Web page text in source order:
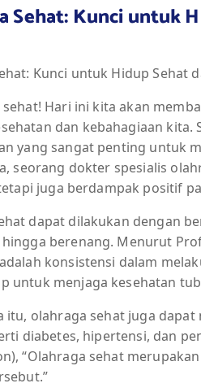
Sehat: Kunci untuk
Kunci untuk Hidup Sehat
sehat! Hari ini kita akan
dan kebahagiaan
yang sangat penting untuk
seorang dokter spesialis
juga berdampak positif
dapat dilakukan dengan
berenang. Menurut
konsistensi dalam
untuk menjaga kesehatan
itu, olahraga sehat juga
diabetes, hipertensi, dan
“Olahraga sehat